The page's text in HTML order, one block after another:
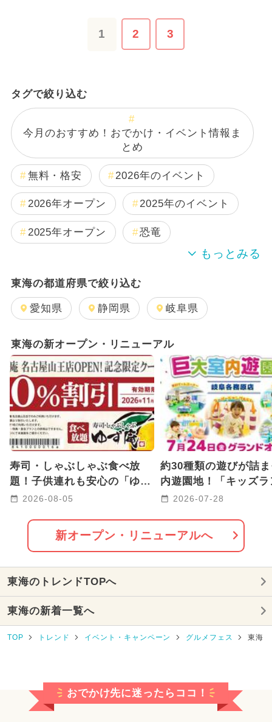
1 2 3
タグで絞り込む
今月のおすすめ！おでかけ・イベント情報ま
とめ
無料・格安 2026年のイベント
2026年オープン 2025年のイベント
2025年オープン 恐竜
2024年のイベント
日帰り 2025年11月のイベント
キャラクター 2025年12月のイベント
2026年1月のイベント
2025年3月のイベント
2024年12月のイベント
2025年10月のイベント
2024年7月のイベント
2026年8月のイベント
2026年7月のイベント
2024年11月のイベント
2025年9月のイベント
2025年2月のイベント
東海の都道府県で絞り込む
愛知県 静岡県 岐阜県
東海の新オープン・リニューアル
寿司・しゃぶしゃぶ食べ放
題！子供連れも安心の「ゆず
庵 名古屋山王店」が新オー
2026-08-05
約30種類の遊びが詰
内遊園地！「キッズラ
US岐阜各務原店」が
2026-07-28
新オープン・リニューアルへ
東海のトレンドTOPへ
東海の新着一覧へ
TOP トレンド イベント・キャンペーン グルメフェス 東海
おでかけ先に迷ったらココ！